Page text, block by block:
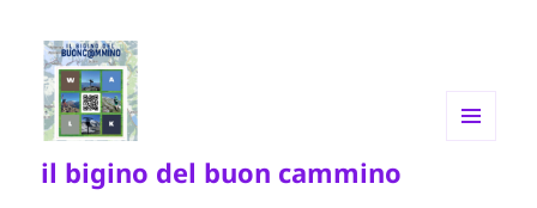
il bigino del buon cammino